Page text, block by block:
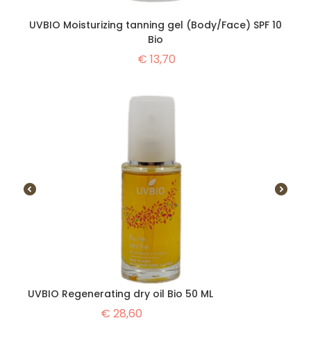
UVBIO Moisturizing tanning gel (Body/Face) SPF 10
Bio
€ 13,70
UVBIO Regenerating dry oil Bio 50 ML
€ 28,60